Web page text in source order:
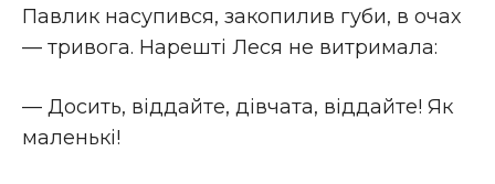
Павлик насупився, закопилив губи, в очах
— тривога. Нарешті Леся не витримала:
— Досить, віддайте, дівчата, віддайте! Як
маленькі!